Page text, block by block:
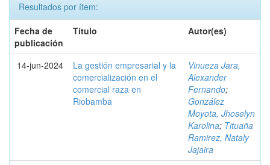
Resultados por ítem:
Fecha de
publicación
Título Autor(es)
14-jun-2024
La gestión empresarial y la
comercialización en el
comercial raza en
Riobamba
Vinueza Jara,
Alexander
Fernando;
González
Moyota, Jhoselyn
Karolina; Tituaña
Ramirez, Nataly
Jajaira